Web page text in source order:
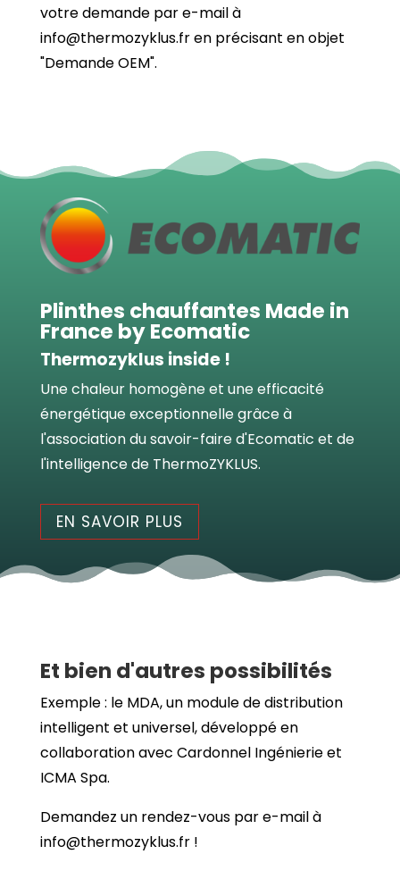
votre demande par e-mail à
info@thermozyklus.fr en précisant en objet
"Demande OEM".
Plinthes chauffantes Made in
France by Ecomatic
Thermozyklus inside !
Une chaleur homogène et une efficacité
énergétique exceptionnelle grâce à
l'association du savoir-faire d'Ecomatic et de
l'intelligence de ThermoZYKLUS.
EN SAVOIR PLUS
Et bien d'autres possibilités
Exemple : le MDA, un module de distribution
intelligent et universel, développé en
collaboration avec Cardonnel Ingénierie et
ICMA Spa.
Demandez un rendez-vous par e-mail à
info@thermozyklus.fr !